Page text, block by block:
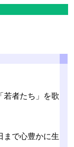
若者たち」を歌
まで心豊かに生